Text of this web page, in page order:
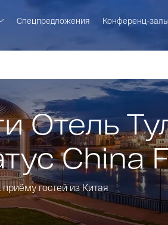
Спецпредложения Конференц-залы
Отель
China
приёму гостей из Китая